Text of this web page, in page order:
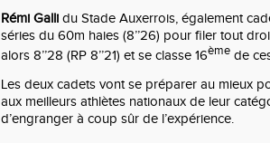
Rémi Galli du Stade Auxerrois, également
séries du 60m haies (8’’26) pour filer tout
alors 8’’28 (RP 8’’21) et se classe 16ème de
Les deux cadets vont se préparer au mieux
aux meilleurs athlètes nationaux de leur
d’engranger à coup sûr de l’expérience.